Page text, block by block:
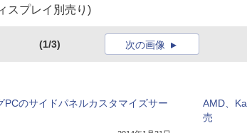
スプレイ別売り)
(1/3) 次の画像
PCのサイドパネルカスタマイズサー
AMD、
売